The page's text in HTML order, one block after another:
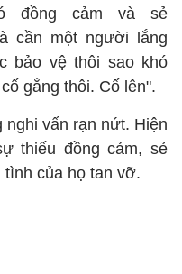
đồng cảm và sẻ
cần một người lắng
bảo vệ thôi sao khó
gắng thôi. Cố lên".
vấn rạn nứt. Hiện
thiếu đồng cảm, sẻ
tình của họ tan vỡ.